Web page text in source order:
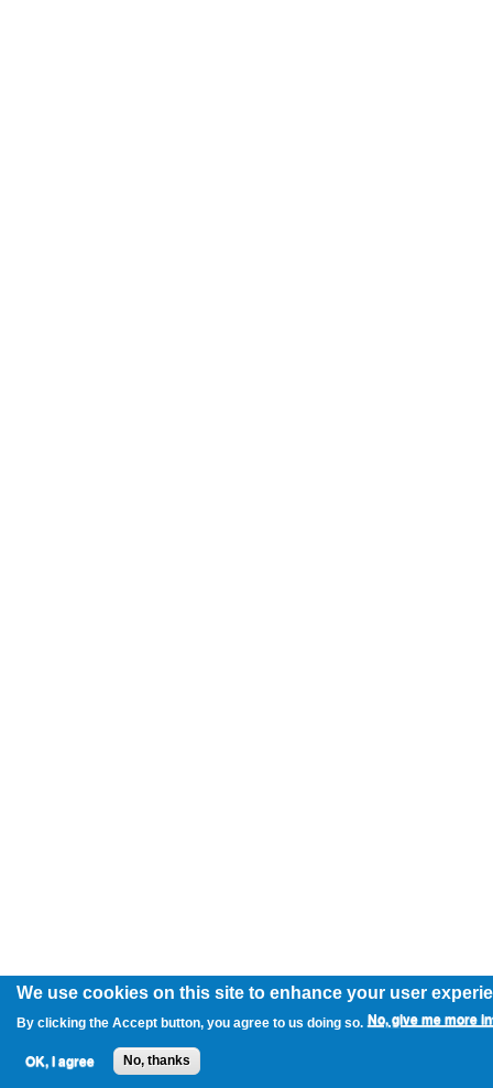
We use cookies on this site to enhance your user
By clicking the Accept button, you agree to us doing so. No, give me more
OK, I agree No, thanks